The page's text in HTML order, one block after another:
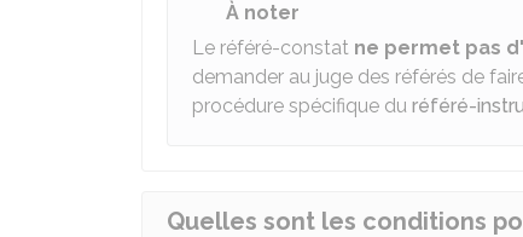
À noter
Le référé-constat ne permet pas
demander au juge des référés de
procédure spécifique du référé-
Quelles sont les conditions